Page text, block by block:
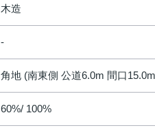
木造
角地 (南東側 公道6.0m 間口
60%/ 100%